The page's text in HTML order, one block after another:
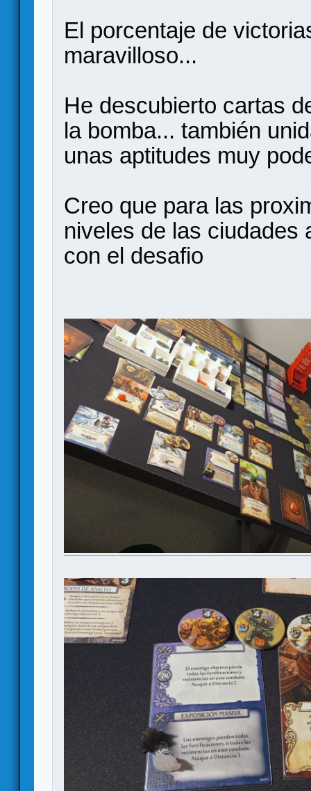
El porcentaje de
maravilloso...
He descubierto cartas
la bomba... también
unas aptitudes muy
Creo que para las
niveles de las ciudades
con el desafio